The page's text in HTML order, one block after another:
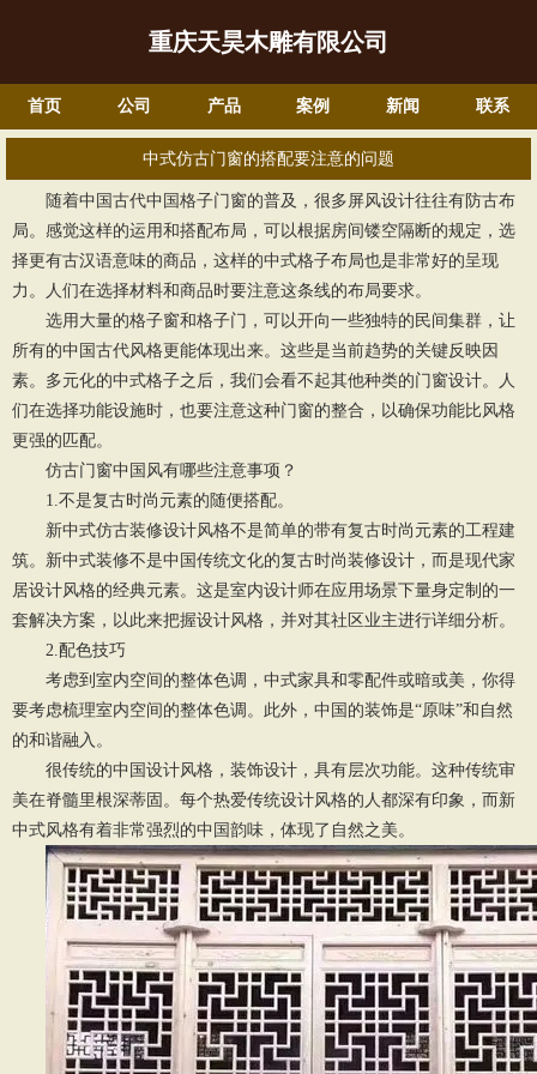
重庆天昊木雕有限公司
首页 公司 产品 案例 新闻 联系
中式仿古门窗的搭配要注意的问题
随着中国古代中国格子门窗的普及，很多屏风设计往往有防古布
局。感觉这样的运用和搭配布局，可以根据房间镂空隔断的规定，选
择更有古汉语意味的商品，这样的中式格子布局也是非常好的呈现
力。人们在选择材料和商品时要注意这条线的布局要求。
选用大量的格子窗和格子门，可以开向一些独特的民间集群，让
所有的中国古代风格更能体现出来。这些是当前趋势的关键反映因
素。多元化的中式格子之后，我们会看不起其他种类的门窗设计。人
们在选择功能设施时，也要注意这种门窗的整合，以确保功能比风格
更强的匹配。
仿古门窗中国风有哪些注意事项？
1.不是复古时尚元素的随便搭配。
新中式仿古装修设计风格不是简单的带有复古时尚元素的工程建
筑。新中式装修不是中国传统文化的复古时尚装修设计，而是现代家
居设计风格的经典元素。这是室内设计师在应用场景下量身定制的一
套解决方案，以此来把握设计风格，并对其社区业主进行详细分析。
2.配色技巧
考虑到室内空间的整体色调，中式家具和零配件或暗或美，你得
要考虑梳理室内空间的整体色调。此外，中国的装饰是“原味”和自然
的和谐融入。
很传统的中国设计风格，装饰设计，具有层次功能。这种传统审
美在脊髓里根深蒂固。每个热爱传统设计风格的人都深有印象，而新
中式风格有着非常强烈的中国韵味，体现了自然之美。